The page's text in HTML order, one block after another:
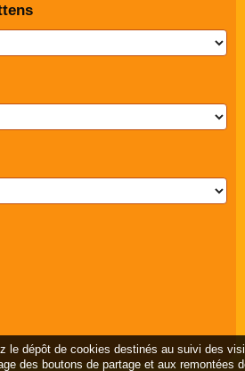
le dépôt de cookies destinés au suivi des
des boutons de partage et aux remontées